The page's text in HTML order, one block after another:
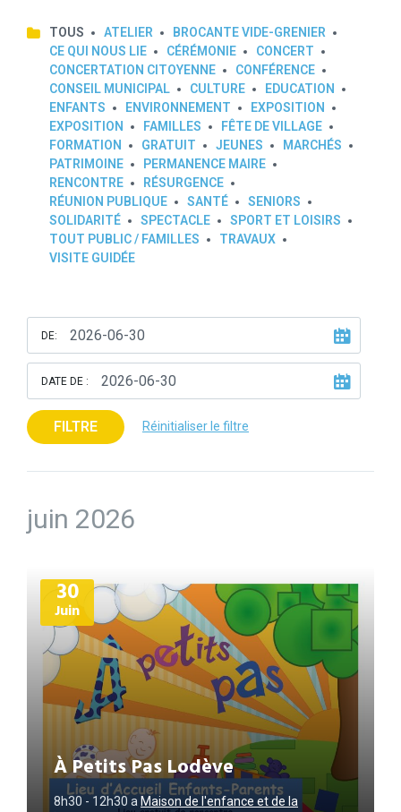
TOUS ATELIER
BROCANTE VIDE-GRENIER
CE QUI NOUS LIE
CÉRÉMONIE
CONCERT
CONCERTATION CITOYENNE
CONFÉRENCE
CONSEIL MUNICIPAL
CULTURE
EDUCATION
ENFANTS
ENVIRONNEMENT
EXPOSITION
EXPOSITION
FAMILLES
FÊTE DE VILLAGE
FORMATION
GRATUIT JEUNES
MARCHÉS
PATRIMOINE
PERMANENCE MAIRE
RENCONTRE
RÉSURGENCE
RÉUNION PUBLIQUE
SANTÉ
SENIORS
SOLIDARITÉ
SPECTACLE
SPORT ET LOISIRS
TOUT PUBLIC / FAMILLES
TRAVAUX
VISITE GUIDÉE
DE:
DATE DE :
FILTRE Réinitialiser le filtre
juin 2026
30
Juin
À Petits Pas Lodève
8h30 - 12h30 a Maison de l'enfance et de la
d'informations